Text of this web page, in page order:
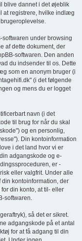
blive dannet i det øjeblik
at registrere, hvilke indlæg
under browsing
af dette dokument, der
softwaren. Den anden
du indsender til os. Dette
som en anonym bruger (i
(i det følgende
og mens du er logget
navn (i det
til brug for når du skal
og en personlig,
Din kontoinformation
i det land hvor vi er
adgangskode og e-
er -
eller valgfrit. Under alle
kontoinformation, der
din konto, at til- eller
softwaren.
så det er sikret.
adgangskode på et antal
for at få adgang til din